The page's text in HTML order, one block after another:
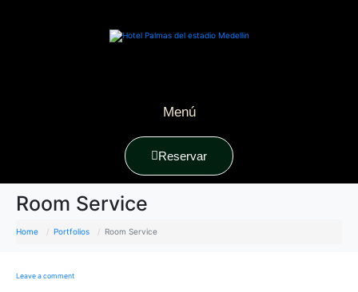
Menú
Reservar
Room Service
Home Portfolios Room Service
Leave a comment